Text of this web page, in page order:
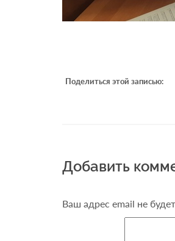
Поделиться этой записью:
Добавить
Ваш адрес email не